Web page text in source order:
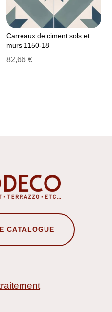
Carreaux de ciment sols et
murs 1150-18
82,66€
CATALOGUE